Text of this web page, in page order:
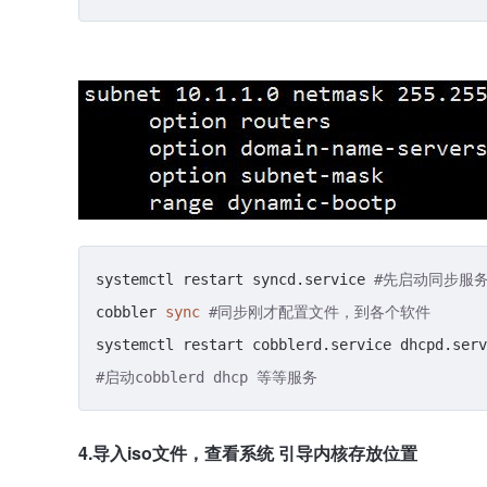
systemctl restart syncd.service #先启动同步服
cobbler sync #同步刚才配置文件，到各个软件
#启动cobblerd dhcp 等等服务
4.导入iso文件，查看系统 引导内核存放位置